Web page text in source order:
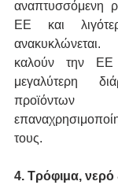
αναπτυσσόμενη
ΕΕ και
καλούν την
μεγαλύτερη
τους.
4. Τρόφιμα, νερό